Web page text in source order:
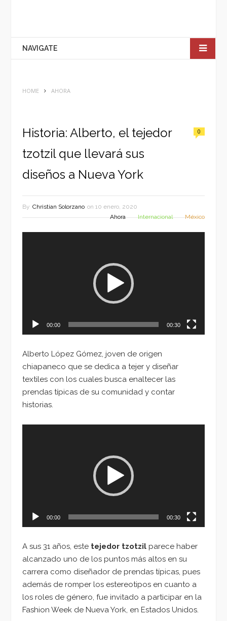
NAVIGATE
HOME AHORA
Historia: Alberto, el tejedor
tzotzil que llevará sus
diseños a Nueva York
0
By Christian Solorzano on 10 enero, 2020
Ahora
Internacional México
00:00 00:30
Alberto López Gómez, joven de origen
chiapaneco que se dedica a tejer y diseñar
textiles con los cuales busca enaltecer las
prendas típicas de su comunidad y contar
historias.
00:00 00:30
A sus 31 años, este tejedor tzotzil parece haber
alcanzado uno de los puntos más altos en su
carrera como diseñador de prendas típicas, pues
además de romper los estereotipos en cuanto a
los roles de género, fue invitado a participar en la
Fashion Week de Nueva York, en Estados Unidos.